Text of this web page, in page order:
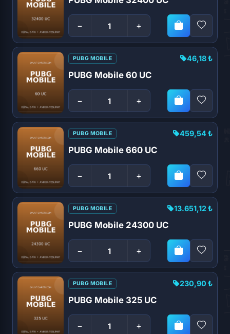
− +
PUBG MOBILE
PUBG Mobile 60 UC
− +
46,18 ₺
PUBG MOBILE
PUBG Mobile 660 UC
− +
459,54 ₺
PUBG MOBILE
PUBG Mobile 24300 UC
− +
13.651,12 ₺
PUBG MOBILE
PUBG Mobile 325 UC
− +
230,90 ₺